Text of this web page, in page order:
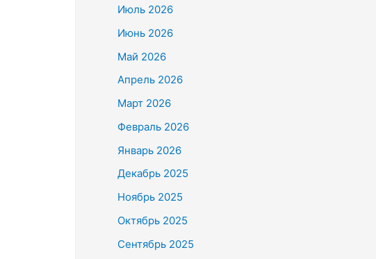
Июль 2026
Июнь 2026
Май 2026
Апрель 2026
Март 2026
Февраль 2026
Январь 2026
Декабрь 2025
Ноябрь 2025
Октябрь 2025
Сентябрь 2025